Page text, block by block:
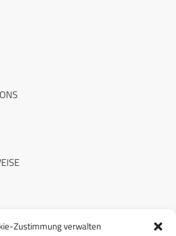
Zustimmung verwalten